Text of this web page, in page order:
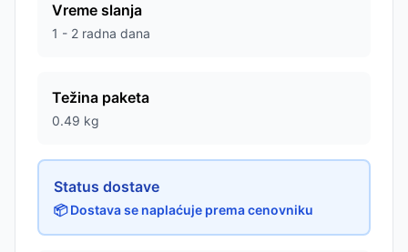
Vreme slanja
1 - 2 radna dana
Težina paketa
0.49 kg
Status dostave
📦 Dostava se naplaćuje prema cenovniku